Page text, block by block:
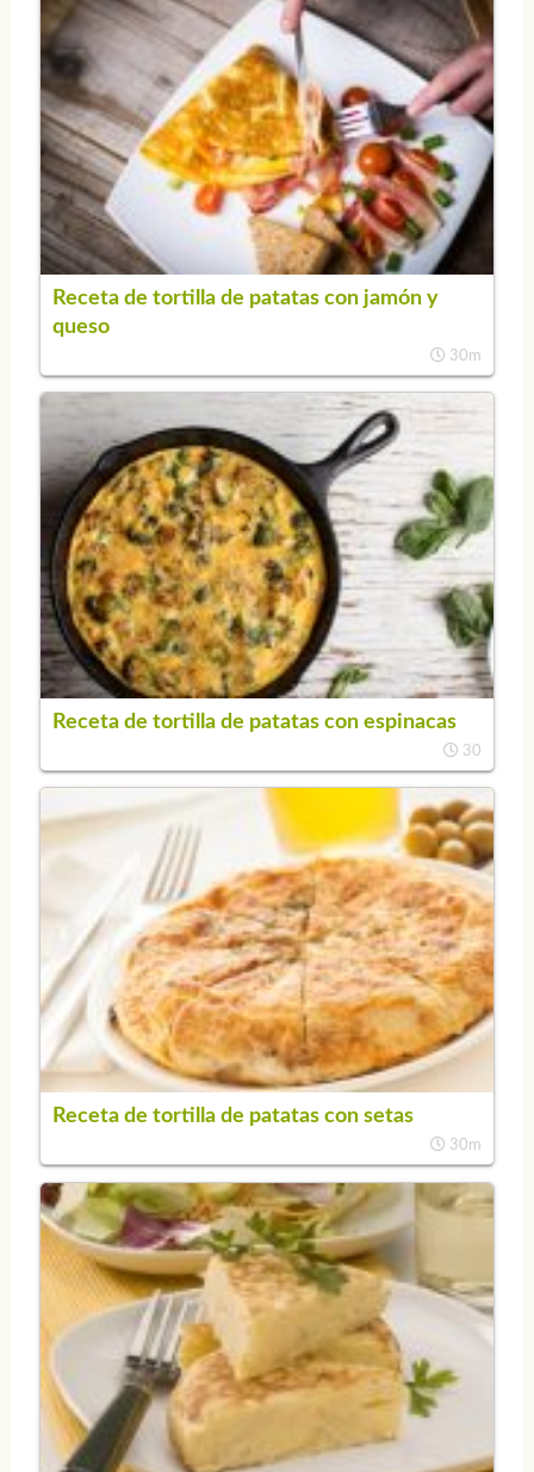
Receta de tortilla de patatas con jamón y
queso
30m
Receta de tortilla de patatas con espinacas
30
Receta de tortilla de patatas con setas
30m